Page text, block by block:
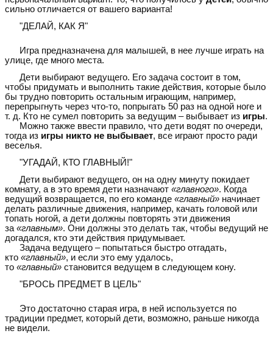
сильно отличается от вашего варианта!
"ДЕЛАЙ, КАК Я"
Игра предназначена для малышей, в нее лучше играть на
улице, где много места.
Дети выбирают ведущего. Его задача состоит в том,
чтобы придумать и выполнить такие действия, которые было
бы трудно повторить остальным играющим, например,
перепрыгнуть через что-то, попрыгать 50 раз на одной ноге и
т. д. Кто не сумел повторить за ведущим – выбывает из игры.
Можно также ввести правило, что дети водят по очереди,
тогда из игры никто не выбывает, все играют просто ради
веселья.
"УГАДАЙ, КТО ГЛАВНЫЙ!"
Дети выбирают ведущего, он на одну минуту покидает
комнату, а в это время дети назначают «главного». Когда
ведущий возвращается, по его команде «главный» начинает
делать различные движения, например, качать головой или
топать ногой, а дети должны повторять эти движения
за «главным». Они должны это делать так, чтобы ведущий не
догадался, кто эти действия придумывает.
Задача ведущего – попытаться быстро отгадать,
кто «главный», и если это ему удалось,
то «главный» становится ведущем в следующем кону.
"БРОСЬ ПРЕДМЕТ В ЦЕЛЬ"
Это достаточно старая игра, в ней используется по
традиции предмет, который дети, возможно, раньше никогда
не видели.